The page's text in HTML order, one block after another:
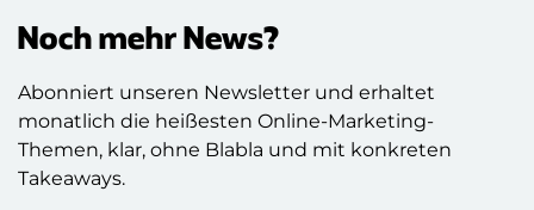
Noch mehr News?
Abonniert unseren Newsletter und erhaltet
monatlich die heißesten Online-Marketing-
Themen, klar, ohne Blabla und mit konkreten
Takeaways.